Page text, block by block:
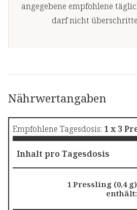
angegebene empfohlene
darf nicht
Nährwertangaben
Empfohlene Tagesdosis: 1 x 3
Inhalt pro Tagesdosis
1 Pressling (0,4 g)
enthält: